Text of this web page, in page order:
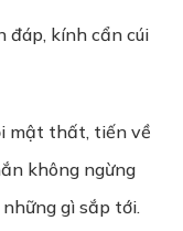
đáp, kính cẩn cúi
mật thất, tiến về
không ngừng
gì sắp tới.